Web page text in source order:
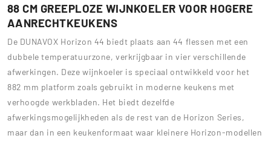
88 CM GREEPLOZE WIJNKOELER VOOR HOGERE
AANRECHTKEUKENS
De DUNAVOX Horizon 44 biedt plaats aan 44 flessen met een
dubbele temperatuurzone, verkrijgbaar in vier verschillende
afwerkingen. Deze wijnkoeler is speciaal ontwikkeld voor het
882 mm platform zoals gebruikt in moderne keukens met
verhoogde werkbladen. Het biedt dezelfde
afwerkingsmogelijkheden als de rest van de Horizon Series,
maar dan in een keukenformaat waar kleinere Horizon-modellen